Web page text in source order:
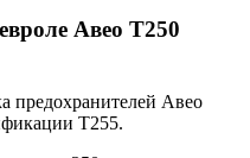
Авео Т250
предохранителей Авео
Т255.